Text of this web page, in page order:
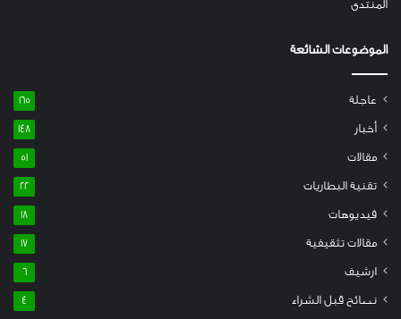
المنتدى
الموضوعات الشائعة
عاجلة 165
أخبار 148
مقالات 51
تقنية البطاريات 22
فيديوهات 18
مقالات تثقيفية 17
ارشيف 6
نصائح قبل الشراء 4